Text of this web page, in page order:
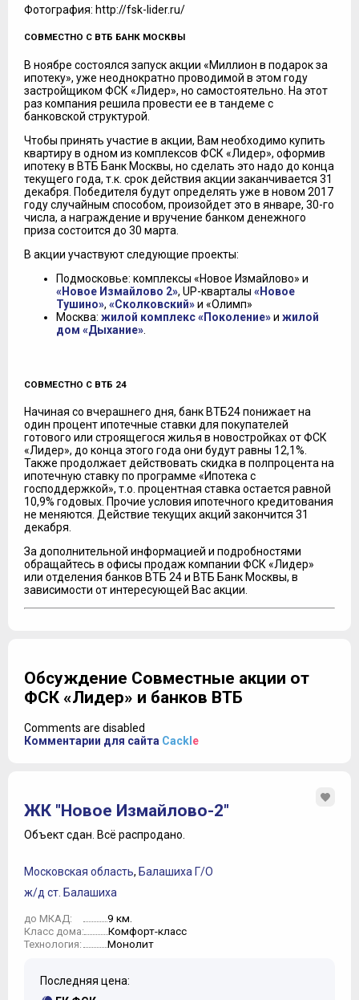
Фотография: http://fsk-lider.ru/
СОВМЕСТНО С ВТБ БАНК МОСКВЫ
В ноябре состоялся запуск акции «Миллион в подарок за
ипотеку», уже неоднократно проводимой в этом году
застройщиком ФСК «Лидер», но самостоятельно. На этот
раз компания решила провести ее в тандеме с
банковской структурой.
Чтобы принять участие в акции, Вам необходимо купить
квартиру в одном из комплексов ФСК «Лидер», оформив
ипотеку в ВТБ Банк Москвы, но сделать это надо до конца
текущего года, т.к. срок действия акции заканчивается 31
декабря. Победителя будут определять уже в новом 2017
году случайным способом, произойдет это в январе, 30-го
числа, а награждение и вручение банком денежного
приза состоится до 30 марта.
В акции участвуют следующие проекты:
Подмосковье: комплексы «Новое Измайлово» и
«Новое Измайлово 2», UP-кварталы «Новое
Тушино», «Сколковский»и «Олимп»
Москва: жилой комплекс «Поколение»и жилой
дом «Дыхание»
СОВМЕСТНО С ВТБ 24
Начиная со вчерашнего дня, банк ВТБ24 понижает на
один процент ипотечные ставки для покупателей
готового или строящегося жилья в новостройках от ФСК
«Лидер», до конца этого года они будут равны 12,1%.
Также продолжает действовать скидка в полпроцента на
ипотечную ставку по программе «Ипотека с
господдержкой», т.о. процентная ставка остается равной
10,9% годовых. Прочие условия ипотечного кредитования
не меняются. Действие текущих акций закончится 31
декабря.
За дополнительной информацией и подробностями
обращайтесь в офисы продаж компании ФСК «Лидер»
или отделения банков ВТБ 24 и ВТБ Банк Москвы, в
зависимости от интересующей Вас акции.
Обсуждение Совместные акции от
ФСК «Лидер» и банков ВТБ
Comments are disabled
Комментарии для сайта Cackl e
ЖК "Новое Измайлово-2"
Объект сдан. Всё распродано.
Московская область, Балашиха Г/О
ж/д ст. Балашиха
до МКАД: 9 км.
Класс дома: Комфорт-класс
Технология: Монолит
Последняя цена: